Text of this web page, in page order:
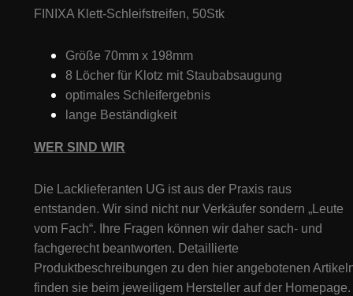
FINIXA Klett-Schleifstreifen, 50Stk
Größe 70mm x 198mm
8 Löcher für Klotz mit Staubabsaugung
optimales Schleifergebnis
lange Beständigkeit
WER SIND WIR
Die Lacklieferanten UG ist aus der Praxis raus
entstanden. Wir sind nicht nur Verkäufer sondern „Leute
vom Fach“. Ihre Fragen können wir daher sach- und
fachgerecht beantworten. Detaillierte
Produktbeschreibungen zu den hier angebotenen
finden sie beim jeweiligem Hersteller auf der Homepage.